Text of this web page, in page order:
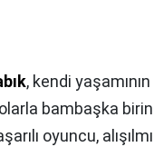
, kendi
bambaşka
oyuncu,